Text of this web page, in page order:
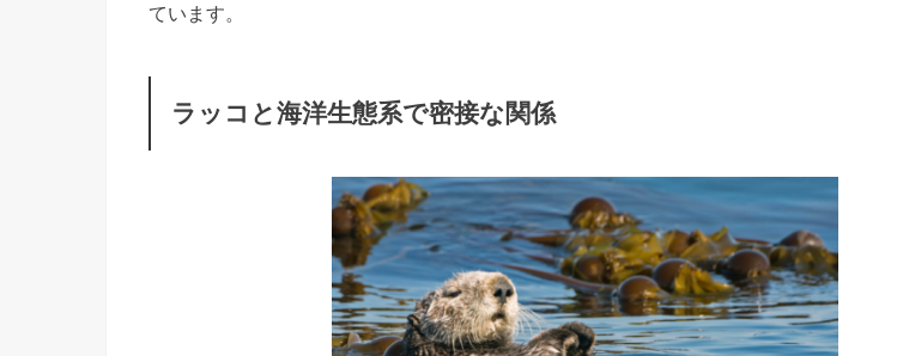
ています。
ラッコと海洋生態系で密接な関係